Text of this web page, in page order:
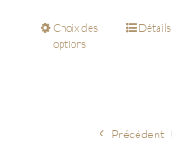
Choix des
options
Détails
Précédent